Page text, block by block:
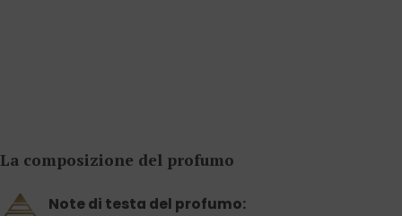
La composizione del profumo
Note di testa del profumo: